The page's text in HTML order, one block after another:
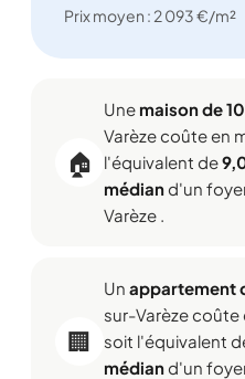
Prix moyen : 2 093 €/m²
🏠
Une maison de
Varèze coûte en
l'équivalent de
médiand'un
Varèze .
🏢
Un appartement
sur-Varèze coûte
soit l'équivalent
médiand'un